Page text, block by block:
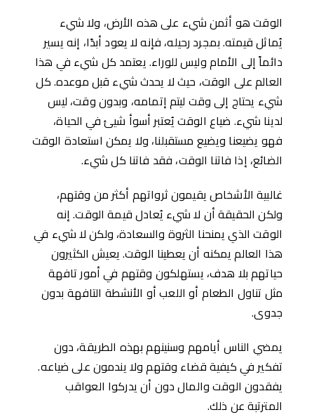
الوقت هو أثمن شيء على هذه الأرض، ولا شيء
يُماثل قيمته. بمجرد رحيله، فإنه لا يعود أبدًا، إنه يسير
دائماً إلى الأمام وليس للوراء. يعتمد كل شيء في هذا
العالم على الوقت، حيث لا يحدث شيء قبل موعده. كل
شيء يحتاج إلى وقت ليتم إتمامه، وبدون وقت، ليس
لدينا شيء. ضياع الوقت يُعتبر أسوأ شيئ في الحياة،
فهو يضيعنا ويضيع مستقبلنا، ولا يمكن استعادة الوقت
الضائع، إذا فاتنا الوقت، فقد فاتنا كل شيء.
غالبية الأشخاص يقيمون ثرواتهم أكثر من وقتهم،
ولكن الحقيقة أن لا شيء يُعادل قيمة الوقت. إنه
الوقت الذي يمنحنا الثروة والسعادة، ولكن لا شيء في
هذا العالم يمكنه أن يعطينا الوقت. يعيش الكثيرون
حياتهم بلا هدف، يستهلكون وقتهم في أمور تافهة
مثل تناول الطعام أو اللعب أو الأنشطة التافهة بدون
جدوى.
يمضي الناس أيامهم وسنينهم بهذه الطريقة، دون
تفكير في كيفية قضاء وقتهم ولا يندمون على ضياعه.
يفقدون الوقت والمال دون أن يدركوا العواقب
المترتبة عن ذلك.